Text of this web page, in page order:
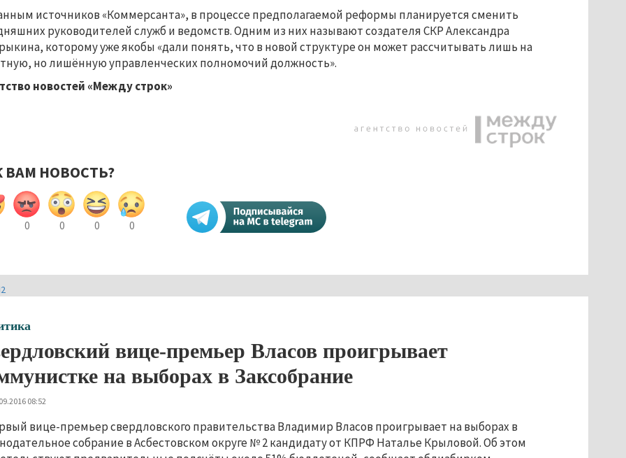
источников «Коммерсанта», в процессе предполагаемой реформы планируется сменить
руководителей служб и ведомств. Одним из них называют создателя СКР Александра
которому уже якобы «дали понять, что в новой структуре он может рассчитывать лишь на
но лишённую управленческих полномочий должность».
новостей «Между строк»
ВАМ НОВОСТЬ?
0 0 0 0
вице-премьер Власов проигрывает
на выборах в Заксобрание
08:52
вице-премьер свердловского правительства Владимир Власов проигрывает на выборах в
собрание в Асбестовском округе № 2 кандидату от КПРФ Наталье Крыловой. Об этом